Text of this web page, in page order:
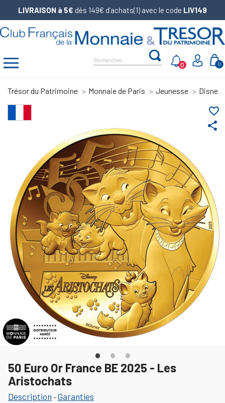
LIVRAISON à 5€ dès 149€ d’achats(1) avec le code LIV149
0
0
Trésor du Patrimoine Monnaie de Paris Jeunesse Disney
share
favorite_border
50 Euro Or France BE 2025 - Les
Aristochats
Description -Garanties